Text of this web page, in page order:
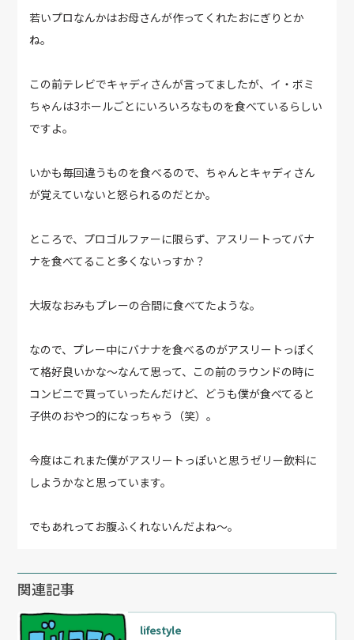
若いプロなんかはお母さんが作ってくれたおにぎりとか
ね。
この前テレビでキャディさんが言ってましたが、イ・ボミ
ちゃんは3ホールごとにいろいろなものを食べているらしい
ですよ。
いかも毎回違うものを食べるので、ちゃんとキャディさん
が覚えていないと怒られるのだとか。
ところで、プロゴルファーに限らず、アスリートってバナ
ナを食べてること多くないっすか？
大坂なおみもプレーの合間に食べてたような。
なので、プレー中にバナナを食べるのがアスリートっぽく
て格好良いかな～なんて思って、この前のラウンドの時に
コンビニで買っていったんだけど、どうも僕が食べてると
子供のおやつ的になっちゃう（笑）。
今度はこれまた僕がアスリートっぽいと思うゼリー飲料に
しようかなと思っています。
でもあれってお腹ふくれないんだよね～。
関連記事
lifestyle